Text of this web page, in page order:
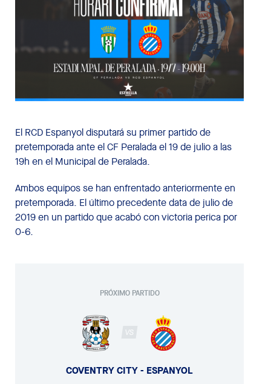
El RCD Espanyol disputará su primer partido de
pretemporada ante el CF Peralada el 19 de julio a las
19h en el Municipal de Peralada.
Ambos equipos se han enfrentado anteriormente en
pretemporada. El último precedente data de julio de
2019 en un partido que acabó con victoria perica por
0-6.
PRÓXIMO PARTIDO
VS
COVENTRY CITY - ESPANYOL